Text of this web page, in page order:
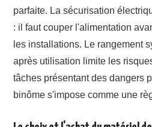
parfaite. La sécurisation
: il faut couper l'alimentation
les installations. Le rangement
après utilisation limite les
tâches présentant des dangers
binôme s'impose comme une